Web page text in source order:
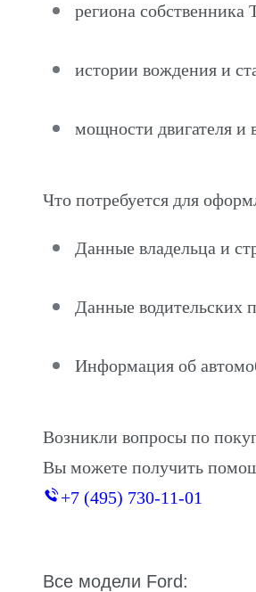
региона собственника
истории вождения и
мощности двигателя и
Что потребуется для
Данные владельца и
Данные водительских
Информация об
Возникли вопросы по
Вы можете получить
+7 (495) 730-11-01
Все модели Ford: